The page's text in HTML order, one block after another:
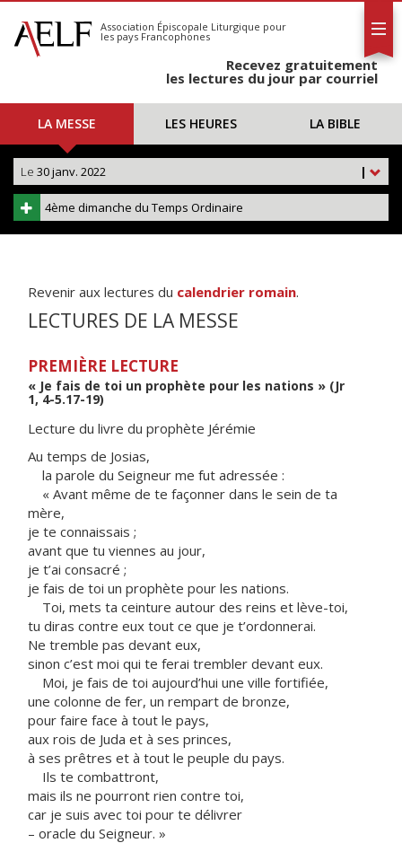
S'abonner
Calendrier
Association Épiscopale Liturgique pour
les pays Francophones
Recevez gratuitement
les lectures du jour par courriel
LA MESSE LES HEURES LA BIBLE
|
Le 30 janv. 2022
4ème dimanche du Temps Ordinaire
Revenir aux lectures du calendrier romain.
LECTURES DE LA MESSE
PREMIÈRE LECTURE
« Je fais de toi un prophète pour les nations » (Jr
1, 4-5.17-19)
Lecture du livre du prophète Jérémie
Au temps de Josias,
la parole du Seigneur me fut adressée :
« Avant même de te façonner dans le sein de ta
mère,
je te connaissais ;
avant que tu viennes au jour,
je t’ai consacré ;
je fais de toi un prophète pour les nations.
Toi, mets ta ceinture autour des reins et lève-toi,
tu diras contre eux tout ce que je t’ordonnerai.
Ne tremble pas devant eux,
sinon c’est moi qui te ferai trembler devant eux.
Moi, je fais de toi aujourd’hui une ville fortifiée,
une colonne de fer, un rempart de bronze,
pour faire face à tout le pays,
aux rois de Juda et à ses princes,
à ses prêtres et à tout le peuple du pays.
Ils te combattront,
mais ils ne pourront rien contre toi,
car je suis avec toi pour te délivrer
– oracle du Seigneur. »